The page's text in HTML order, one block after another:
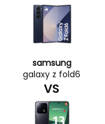
samsung
galaxy z fold6
VS